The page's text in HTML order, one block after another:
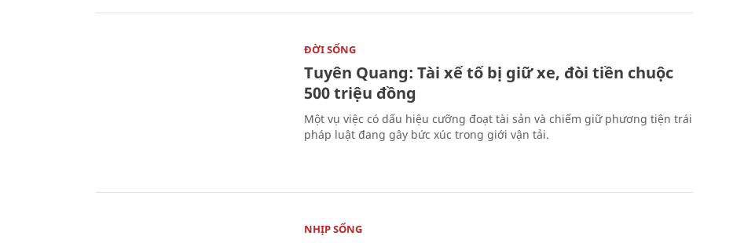
ĐỜI SỐNG
Tuyên Quang: Tài xế tố bị giữ xe, đòi tiền chuộc
500 triệu đồng
Một vụ việc có dấu hiệu cưỡng đoạt tài sản và chiếm giữ phương tiện trái
pháp luật đang gây bức xúc trong giới vận tải.
NHỊP SỐNG